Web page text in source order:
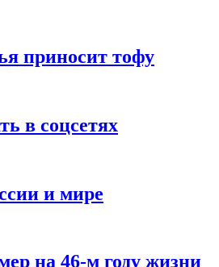
приносит тофу
в соцсетях
и мире
на 46-м году жизни